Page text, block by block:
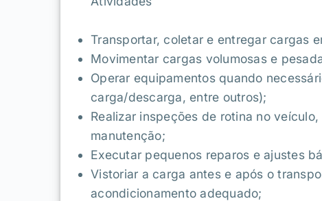
Transportar, coletar e entregar cargas
Movimentar cargas volumosas e
Operar equipamentos quando
carga/descarga, entre outros);
Realizar inspeções de rotina no
manutenção;
Executar pequenos reparos e ajustes
Vistoriar a carga antes e após o
acondicionamento adequado;